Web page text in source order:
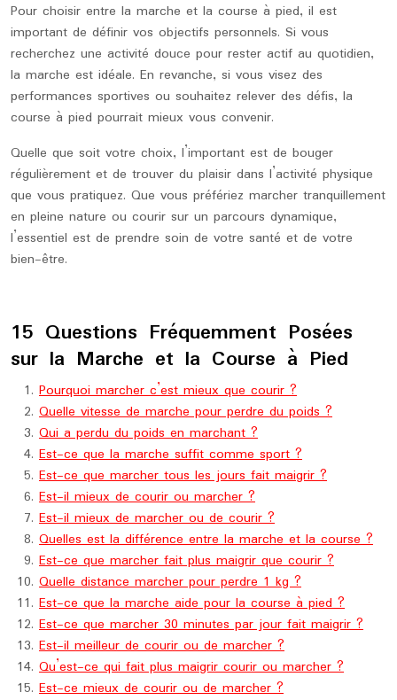
Pour choisir entre la marche et la course à pied, il est
important de définir vos objectifs personnels. Si vous
recherchez une activité douce pour rester actif au quotidien,
la marche est idéale. En revanche, si vous visez des
performances sportives ou souhaitez relever des défis, la
course à pied pourrait mieux vous convenir.
Quelle que soit votre choix, l’important est de bouger
régulièrement et de trouver du plaisir dans l’activité physique
que vous pratiquez. Que vous préfériez marcher tranquillement
en pleine nature ou courir sur un parcours dynamique,
l’essentiel est de prendre soin de votre santé et de votre
bien-être.
15 Questions Fréquemment Posées
sur la Marche et la Course à Pied
Pourquoi marcher c’est mieux que courir ?
Quelle vitesse de marche pour perdre du poids ?
Qui a perdu du poids en marchant ?
Est-ce que la marche suffit comme sport ?
Est-ce que marcher tous les jours fait maigrir ?
Est-il mieux de courir ou marcher ?
Est-il mieux de marcher ou de courir ?
Quelles est la différence entre la marche et la course ?
Est-ce que marcher fait plus maigrir que courir ?
Quelle distance marcher pour perdre 1 kg ?
Est-ce que la marche aide pour la course à pied ?
Est-ce que marcher 30 minutes par jour fait maigrir ?
Est-il meilleur de courir ou de marcher ?
Qu’est-ce qui fait plus maigrir courir ou marcher ?
Est-ce mieux de courir ou de marcher ?